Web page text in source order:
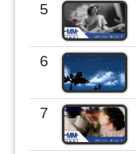
5
6
7